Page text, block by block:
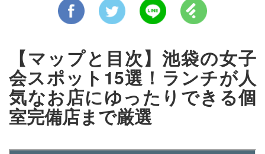
【マップと目次】池袋の女子
会スポット15選！ランチが人
気なお店にゆったりできる個
室完備店まで厳選